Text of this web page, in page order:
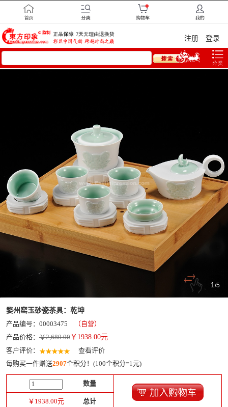
注册 登录
1 /5
婺州窑玉砂瓷茶具：乾坤
产品编号：00003475
（自营）
产品价格： ￥2,680.00 ￥ 1938.00元
客户评价：
查看评价
每购买一件赠送2907个积分！(100个积分=1元)
数量
￥ 1938.00元 总计